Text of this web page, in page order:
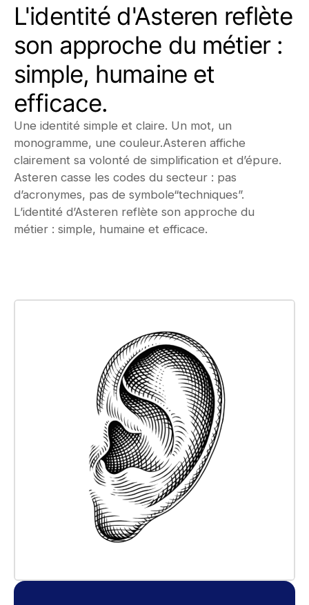
L'identité d'Asteren reflète
son approche du métier :
simple, humaine et
efficace.
Une identité simple et claire. Un mot, un
monogramme, une couleur.Asteren affiche
clairement sa volonté de simplification et d’épure.
Asteren casse les codes du secteur : pas
d’acronymes, pas de symbole“techniques”.
L’identité d’Asteren reflète son approche du
métier : simple, humaine et efficace.